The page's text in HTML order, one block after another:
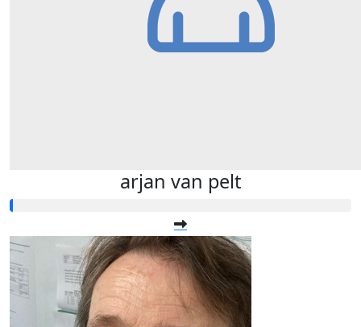
arjan van pelt